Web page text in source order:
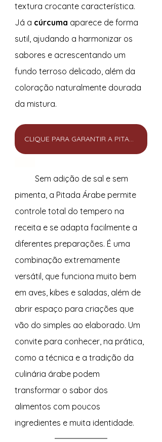
textura crocante característica.
Já a cúrcuma aparece de forma
sutil, ajudando a harmonizar os
sabores e acrescentando um
fundo terroso delicado, além da
coloração naturalmente dourada
da mistura.
CLIQUE PARA GARANTIR A PITADA ÁRABE
pimenta, a Pitada Árabe permite
controle total do tempero na
receita e se adapta facilmente a
diferentes preparações. É uma
combinação extremamente
versátil, que funciona muito bem
em aves, kibes e saladas, além de
abrir espaço para criações que
vão do simples ao elaborado. Um
convite para conhecer, na prática,
como a técnica e a tradição da
culinária árabe podem
transformar o sabor dos
alimentos com poucos
ingredientes e muita identidade.